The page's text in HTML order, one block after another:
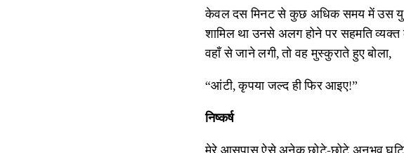
केवल दस मिनट से कुछ अधिक समय में उस युवक
शामिल था उनसे अलग होने पर सहमति
वहाँ से जाने लगी, तो वह मुस्कुराते हुए बोला,
“आंटी, कृपया जल्द ही फिर आइए!”
निष्कर्ष